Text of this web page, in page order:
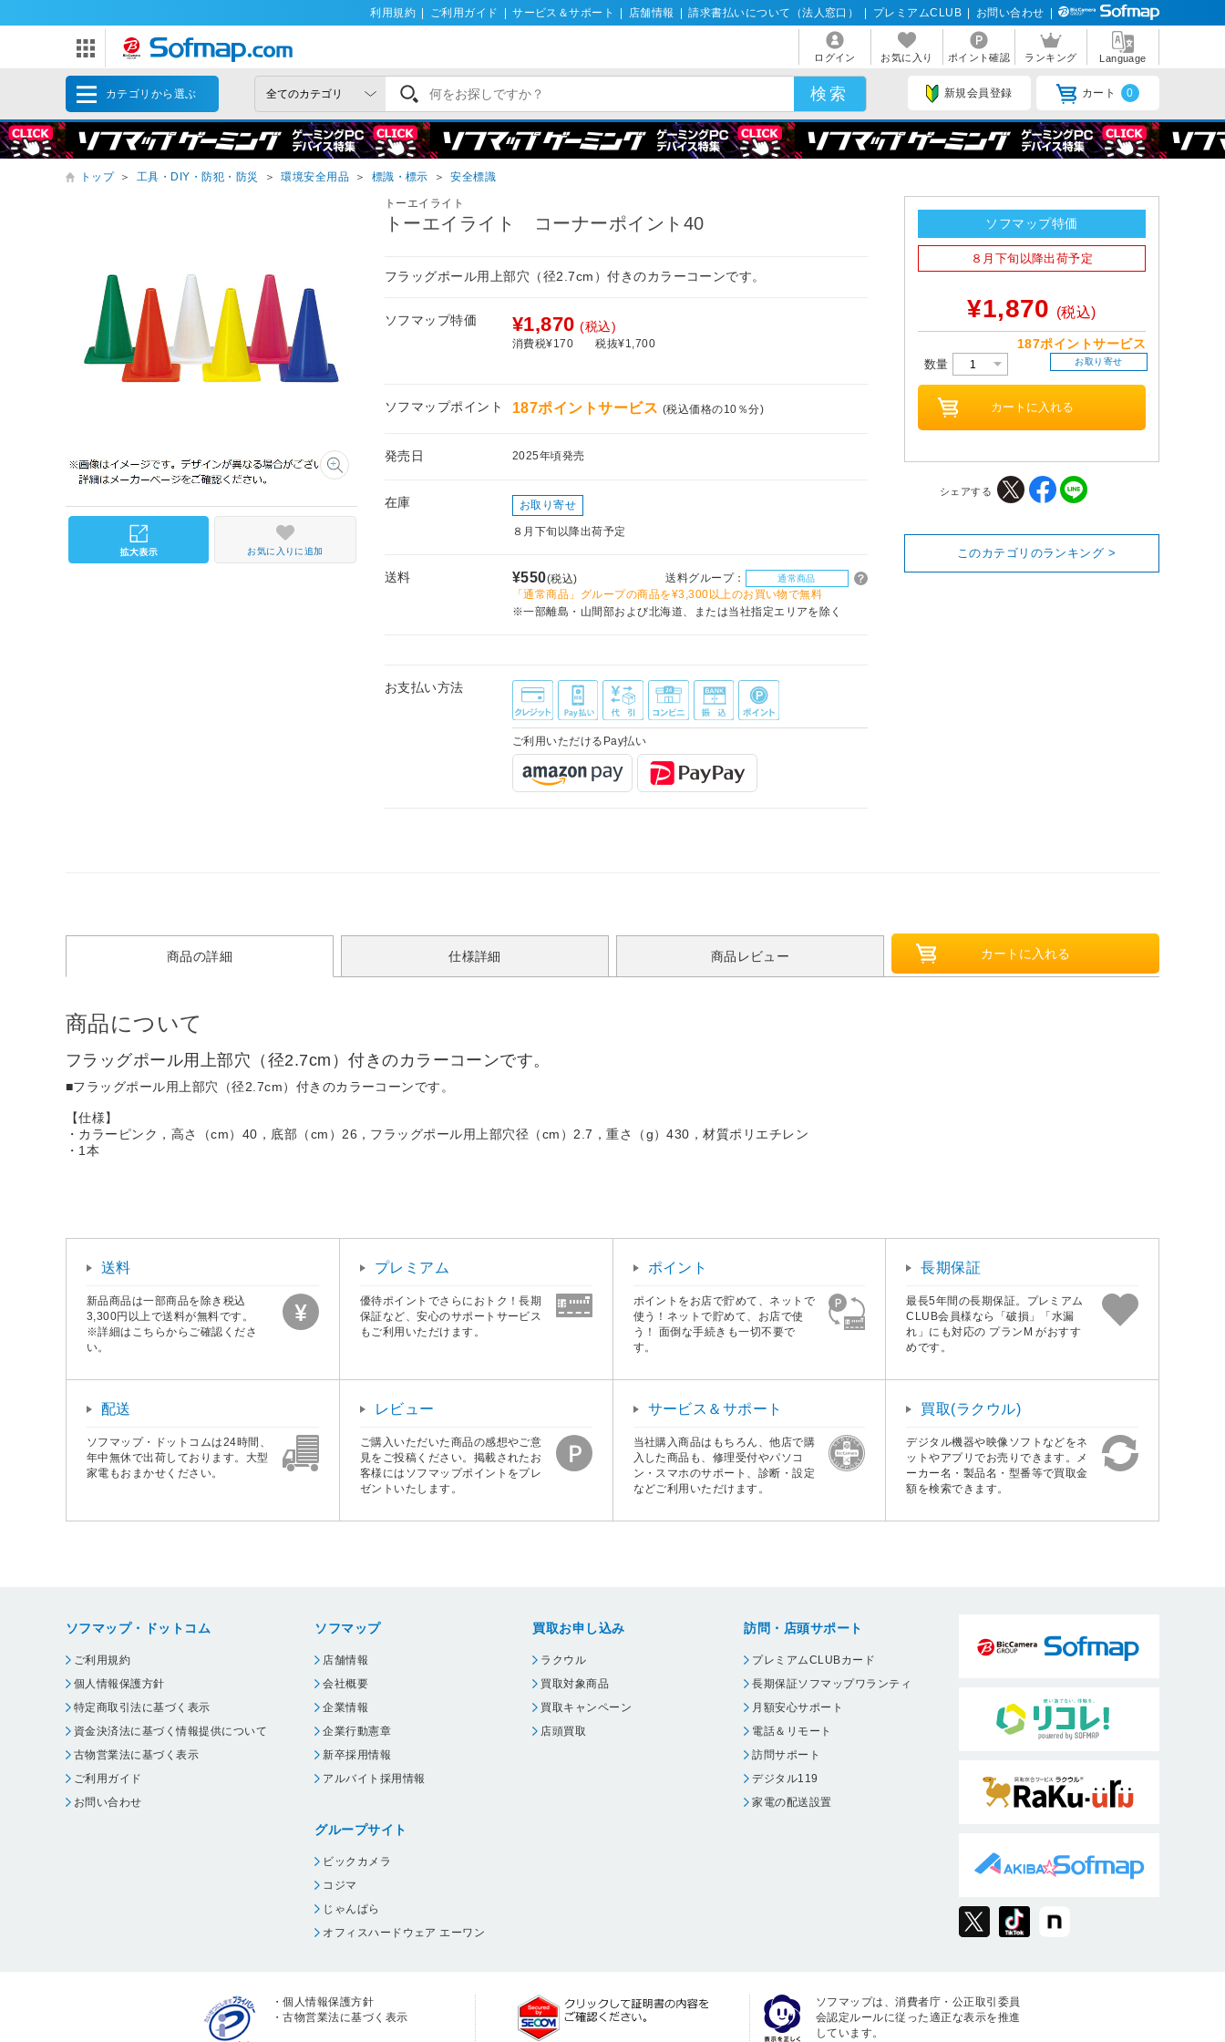
利用規約 ご利用ガイド サービス＆サポート 店舗情報 請求書払いについて（法人窓口） プレミアムCLUB お問い合わせ
ログイン お気に入り ポイント確認 ランキング Language
カテゴリから選ぶ 新規会員登録 カート 0
トップ ＞ 工具・DIY・防犯・防災 ＞ 環境安全用品 ＞ 標識・標示 ＞ 安全標識
トーエイライト
トーエイライト コーナーポイント40
フラッグポール用上部穴（径2.7cm）付きのカラーコーンです。
ソフマップ特価 ¥1,870 (税込)
消費税¥170 税抜¥1,700
ソフマップポイント 187ポイントサービス (税込価格の10％分)
発売日 2025年頃発売
在庫 お取り寄せ
８月下旬以降出荷予定
送料 ¥550(税込) 送料グループ： 通常商品
「通常商品」グループの商品を¥3,300以上のお買い物で無料
※一部離島・山間部および北海道、または当社指定エリアを除く
お支払い方法
ご利用いただけるPay払い
お気に入りに追加
ソフマップ特価
８月下旬以降出荷予定
¥1,870 (税込)
187ポイントサービス
数量 お取り寄せ
シェアする
このカテゴリのランキング >
商品の詳細 仕様詳細 商品レビュー
商品について
フラッグポール用上部穴（径2.7cm）付きのカラーコーンです。
■フラッグポール用上部穴（径2.7cm）付きのカラーコーンです。
【仕様】
・カラーピンク，高さ（cm）40，底部（cm）26，フラッグポール用上部穴径（cm）2.7，重さ（g）430，材質ポリエチレン
・1本
送料
新品商品は一部商品を除き税込
3,300円以上で送料が無料です。
※詳細はこちらからご確認くださ
い。
プレミアム
優待ポイントでさらにおトク！長期
保証など、安心のサポートサービス
もご利用いただけます。
ポイント
ポイントをお店で貯めて、ネットで
使う！ネットで貯めて、お店で使
う！ 面倒な手続きも一切不要で
す。
長期保証
最長5年間の長期保証。プレミアム
CLUB会員様なら「破損」「水漏
れ」にも対応の プランM がおすす
めです。
配送
ソフマップ・ドットコムは24時間、
年中無休で出荷しております。大型
家電もおまかせください。
レビュー
ご購入いただいた商品の感想やご意
見をご投稿ください。掲載されたお
客様にはソフマップポイントをプレ
ゼントいたします。
サービス＆サポート
当社購入商品はもちろん、他店で購
入した商品も、修理受付やパソコ
ン・スマホのサポート、診断・設定
などご利用いただけます。
買取(ラクウル)
デジタル機器や映像ソフトなどをネ
ットやアプリでお売りできます。メ
ーカー名・製品名・型番等で買取金
額を検索できます。
ソフマップ・ドットコム
ご利用規約
個人情報保護方針
特定商取引法に基づく表示
資金決済法に基づく情報提供について
古物営業法に基づく表示
ご利用ガイド
お問い合わせ
ソフマップ
店舗情報
会社概要
企業情報
企業行動憲章
新卒採用情報
アルバイト採用情報
グループサイト
ビックカメラ
コジマ
じゃんぱら
オフィスハードウェア エーワン
買取お申し込み
ラクウル
買取対象商品
買取キャンペーン
店頭買取
訪問・店頭サポート
プレミアムCLUBカード
長期保証ソフマップワランティ
月額安心サポート
電話＆リモート
訪問サポート
デジタル119
家電の配送設置
・個人情報保護方針
・古物営業法に基づく表示
ソフマップは、消費者庁・公正取引委員
会認定ルールに従った適正な表示を推進
しています。